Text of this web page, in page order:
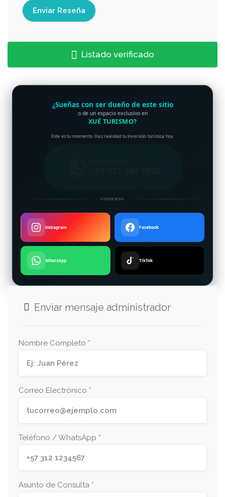
Listado verificado
¿Sueñas con ser dueño de este sitio
o de un espacio exclusivo en
XUÉ TURISMO?
Este es tu momento. Haz realidad tu inversión turística hoy.
SÍGUENOS
Instagram Facebook
WhatsApp TikTok
Enviar mensaje administrador
Nombre Completo *
Correo Electrónico *
Teléfono / WhatsApp *
Asunto de Consulta *